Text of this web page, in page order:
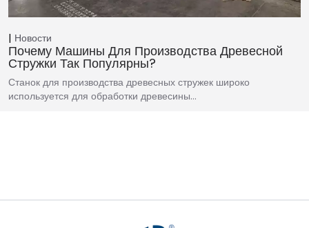
Новости
Почему Машины Для Производства Древесной
Стружки Так Популярны?
Станок для производства древесных стружек широко
используется для обработки древесины…